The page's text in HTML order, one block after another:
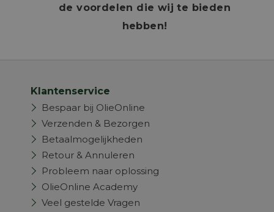
de voordelen die wij te bieden
hebben!
Klantenservice
Bespaar bij OlieOnline
Verzenden & Bezorgen
Betaalmogelijkheden
Retour & Annuleren
Probleem naar oplossing
OlieOnline Academy
Veel gestelde Vragen